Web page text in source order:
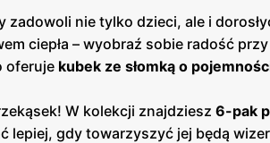
nie tylko dzieci, ale i
ciepła – wyobraź sobie radość
oferuje kubek ze słomką o
W kolekcji znajdziesz 6-pak
lepiej, gdy towarzyszyć jej będą